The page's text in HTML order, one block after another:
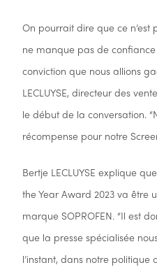
On pourrait dire que ce n’est
ne manque pas de confiance
conviction que nous allions
LECLUYSE, directeur des
le début de la conversation.
récompense pour notre
Bertje LECLUYSE explique
the Year Award 2023 va être
marque SOPROFEN. “Il est
que la presse spécialisée
l’instant, dans notre politique